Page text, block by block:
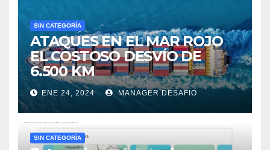
SIN CATEGORÍA
ATAQUES EN EL MAR ROJO
EL COSTOSO DESVÍO DE
6.500 KM
ENE 24, 2024 MANAGER.DESAFIO
SIN CATEGORÍA